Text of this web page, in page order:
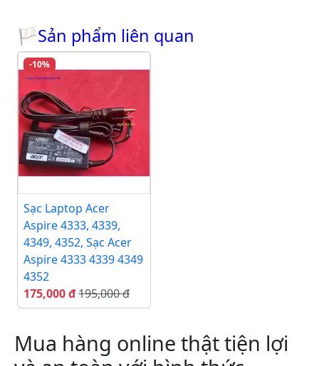
🏳Sản phẩm liên quan
-10%
Sạc Laptop Acer
Aspire 4333, 4339,
4349, 4352, Sạc Acer
Aspire 4333 4339 4349
4352
175,000 đ195,000 đ
Mua hàng online thật tiện lợi